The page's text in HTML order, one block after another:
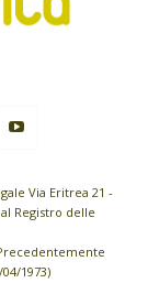
Via Eritrea 21 -
Registro delle
1973)